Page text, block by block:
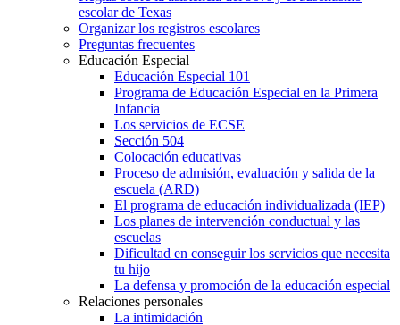
escolar de Texas
Organizar los registros escolares
Preguntas frecuentes
Educación Especial
Educación Especial 101
Programa de Educación Especial en la Primera
Infancia
Los servicios de ECSE
Sección 504
Colocación educativas
Proceso de admisión, evaluación y salida de la
escuela (ARD)
El programa de educación individualizada (IEP)
Los planes de intervención conductual y las
escuelas
Dificultad en conseguir los servicios que necesita
tu hijo
La defensa y promoción de la educación especial
Relaciones personales
La intimidación